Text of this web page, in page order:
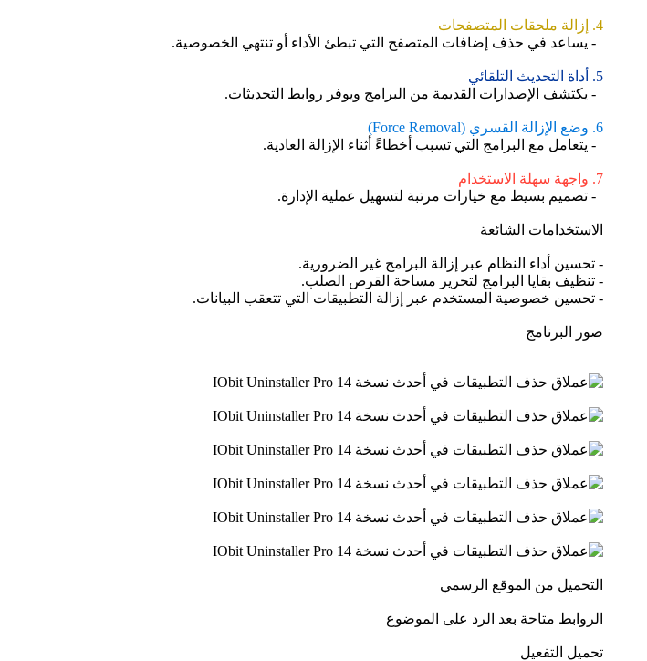
4. إزالة ملحقات المتصفحات
- يساعد في حذف إضافات المتصفح التي تبطئ الأداء أو تنتهي الخصوصية.
5. أداة التحديث التلقائي
- يكتشف الإصدارات القديمة من البرامج ويوفر روابط التحديثات.
6. وضع الإزالة القسري (Force Removal)
- يتعامل مع البرامج التي تسبب أخطاءً أثناء الإزالة العادية.
7. واجهة سهلة الاستخدام
- تصميم بسيط مع خيارات مرتبة لتسهيل عملية الإدارة.
الاستخدامات الشائعة
- تحسين أداء النظام عبر إزالة البرامج غير الضرورية.
- تنظيف بقايا البرامج لتحرير مساحة القرص الصلب.
- تحسين خصوصية المستخدم عبر إزالة التطبيقات التي تتعقب البيانات.
صور البرنامج
التحميل من الموقع الرسمي
الروابط متاحة بعد الرد على الموضوع
تحميل التفعيل